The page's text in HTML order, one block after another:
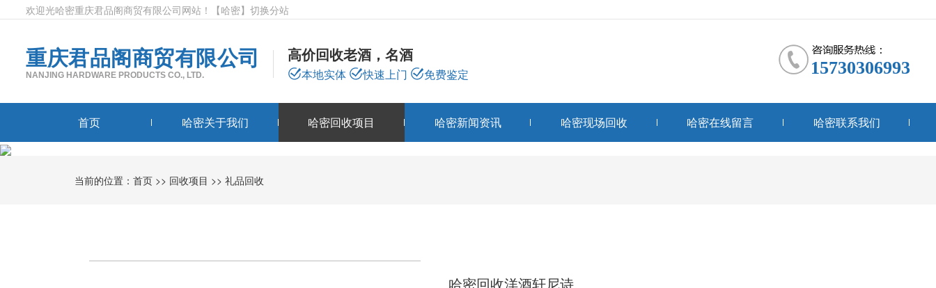
欢迎光哈密重庆君品阁商贸有限公司网站！ 【哈密】 切换分站
重庆君品阁商贸有限公司
NANJING HARDWARE PRODUCTS CO., LTD.
高价回收老酒，名酒
本地实体 快速上门 免费鉴定 15730306993
首页 哈密关于我们 哈密回收项目 哈密新闻资讯 哈密现场回收 哈密在线留言 哈密联系我们
当前的位置：首页 >> 回收项目 >>礼品回收
哈密回收洋酒轩尼诗